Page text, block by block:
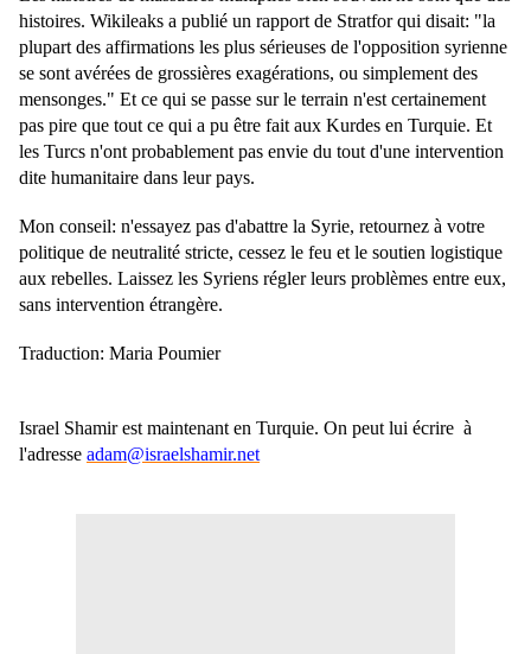
histoires. Wikileaks a publié un rapport de Stratfor qui disait: "la
plupart des affirmations les plus sérieuses de l'opposition syrienne
se sont avérées de grossières exagérations, ou simplement des
mensonges." Et ce qui se passe sur le terrain n'est certainement
pas pire que tout ce qui a pu être fait aux Kurdes en Turquie. Et
les Turcs n'ont probablement pas envie du tout d'une intervention
dite humanitaire dans leur pays.
Mon conseil: n'essayez pas d'abattre la Syrie, retournez à votre
politique de neutralité stricte, cessez le feu et le soutien logistique
aux rebelles. Laissez les Syriens régler leurs problèmes entre eux,
sans intervention étrangère.
Traduction: Maria Poumier
Israel Shamir est maintenant en Turquie. On peut lui écrire à
l'adresse adam@israelshamir.net